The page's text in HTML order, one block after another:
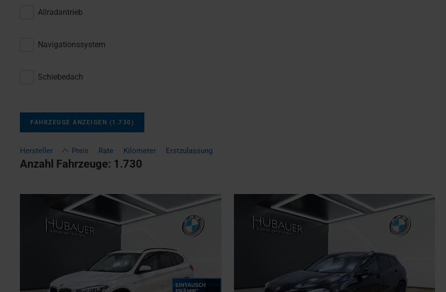
Allradantrieb
Navigationssystem
Schiebedach
FAHRZEUGE ANZEIGEN (1.730 )
Hersteller Preis Rate Kilometer Erstzulassung
Anzahl Fahrzeuge: 1.730